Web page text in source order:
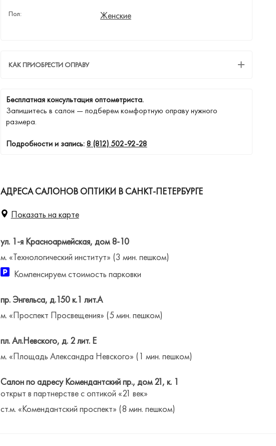
Пол: Женские
КАК ПРИОБРЕСТИ ОПРАВУ
Бесплатная консультация оптометриста.
Запишитесь в салон — подберем комфортную оправу нужного
размера.
Подробности и запись:8 (812) 502-92-28
АДРЕСА САЛОНОВ ОПТИКИ В САНКТ-ПЕТЕРБУРГЕ
Показать на карте
ул. 1-я Красноармейская, дом 8-10
м. «Технологический институт» (3 мин. пешком)
Компенсируем стоимость парковки
пр. Энгельса, д.150 к.1 лит.А
м. «Проспект Просвещения» (5 мин. пешком)
пл. Ал.Невского, д. 2 лит. Е
м. «Площадь Александра Невского» (1 мин. пешком)
Салон по адресу Комендантский пр., дом 21, к. 1
открыт в партнерстве с оптикой «21 век»
ст.м. «Комендантский проспект» (8 мин. пешком)